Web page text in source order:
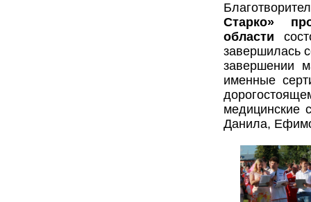
Старко»
области
завершилась
завершении
именные
медицинские
Данила,